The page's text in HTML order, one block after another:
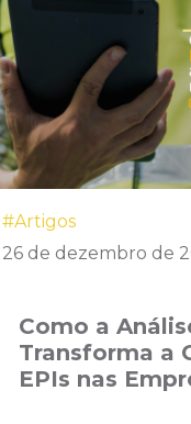
#Artigos
26 de dezembro de
Como a
Transforma a
EPIs nas